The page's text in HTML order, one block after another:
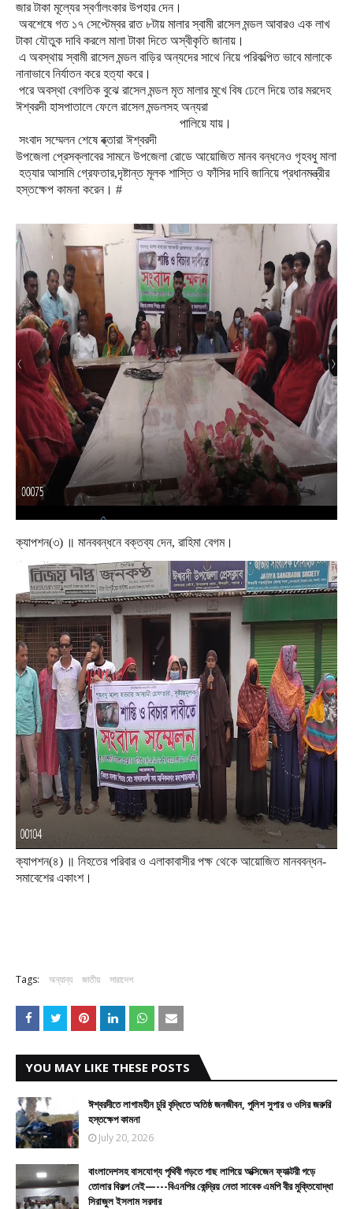
জার টাকা মূল্যের স্বর্ণালংকার উপহার দেন।
অবশেষে গত ১৭ সেপ্টেম্বর রাত ৮টায় মালার স্বামী রাসেল মন্ডল আবারও এক লাখ
টাকা যৌতুক দাবি করলে মালা টাকা দিতে অস্বীকৃতি জানায়।
এ অবস্থায় স্বামী রাসেল মন্ডল বাড়ির অন্যদের সাথে নিয়ে পরিকল্পিত ভাবে মালাকে
নানাভাবে নির্যাতন করে হত্যা করে।
পরে অবস্থা বেগতিক বুঝে রাসেল মন্ডল মৃত মালার মুখে বিষ ঢেলে দিয়ে তার মরদেহ
ঈশ্বরদী হাসপাতালে ফেলে রাসেল মন্ডলসহ অন্যরা
পালিয়ে যায়।
সংবাদ সম্মেলন শেষে ব্ক্তারা ঈশ্বরদী
উপজেলা প্রেসক্লাবের সামনে উপজেলা রোডে আয়োজিত মানব বন্ধনেও গৃহবধু মালা
হত্যার আসামি গ্রেফতার,দৃষ্টান্ত মূলক শাস্তি ও ফাঁসির দাবি জানিয়ে প্রধানমন্ত্রীর
হস্তক্ষেপ কামনা করেন। #
ক্যাপশন(৩) ॥ মানববন্ধনে বক্তব্য দেন, রাহিমা বেগম।
ক্যাপশন(৪) ॥ নিহতের পরিবার ও এলাকাবাসীর পক্ষ থেকে আয়োজিত মানববন্ধন-
সমাবেশের একাংশ।
Tags: অন্যান্য জাতীয় সারাদেশ
YOU MAY LIKE THESE POSTS
ঈশ্বরদীতে লাগামহীন চুরি বৃদ্ধিতে অতিষ্ঠ জনজীবন, পুলিশ সুপার ও ওসির জরুরি
হস্তক্ষেপ কামনা
July 20, 2026
বাংলাদেশসহ বাসযোগ্য পৃথিবী গড়তে গাছ লাগিয়ে অক্সিজেন ফ্যাক্টরী গড়ে
তোলার বিকল্প নেই—---বিএনপির কেন্দ্রিয় নেতা সাবেক এমপি বীর মুক্তিযোদ্ধা
সিরাজুল ইসলাম সরদার